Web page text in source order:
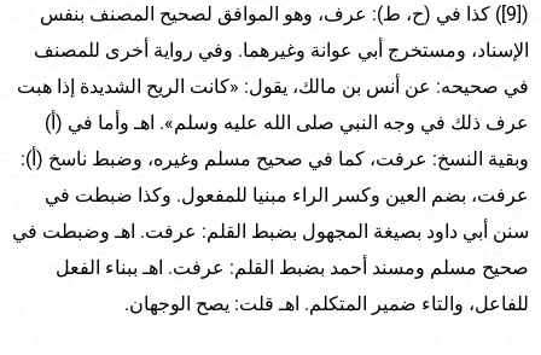
([9]) كذا في (ح، ط): عرف، وهو الموافق لصحيح المصنف بنفس
الإسناد، ومستخرج أبي عوانة وغيرهما. وفي رواية أخرى للمصنف
في صحيحه: عن أنس بن مالك، يقول: «كانت الريح الشديدة إذا هبت
عرف ذلك في وجه النبي صلى الله عليه وسلم». اهـ وأما في (أ)
وبقية النسخ: عرفت، كما في صحيح مسلم وغيره، وضبط ناسخ (أ):
عرفت، بضم العين وكسر الراء مبنيا للمفعول. وكذا ضبطت في
سنن أبي داود بصيغة المجهول بضبط القلم: عرفت. اهـ وضبطت في
صحيح مسلم ومسند أحمد بضبط القلم: عرفت. اهـ ببناء الفعل
للفاعل، والتاء ضمير المتكلم. اهـ قلت: يصح الوجهان.